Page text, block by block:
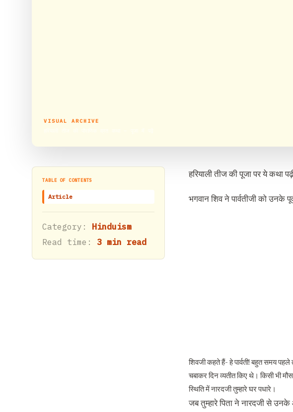
VISUAL ARCHIVE
TABLE OF CONTENTS
Article
Category: Hinduism
Read time: 3 min read
हरियाली तीज की पूजा पर ये कथा
भगवान शिव ने पार्वतीजी को उनके
शिवजी कहते हैं- हे पार्वती! बहुत समय
चबाकर दिन व्यतीत किए थे। किसी भी
स्थिति में नारदजी तुम्हारे घर पधारे।
जब तुम्हारे पिता ने नारदजी से